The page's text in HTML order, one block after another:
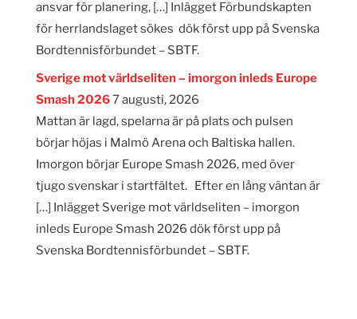
ansvar för planering, […] Inlägget Förbundskapten
för herrlandslaget sökes dök först upp på Svenska
Bordtennisförbundet – SBTF.
Sverige mot världseliten – imorgon inleds Europe
Smash 20267 augusti, 2026
Mattan är lagd, spelarna är på plats och pulsen
börjar höjas i Malmö Arena och Baltiska hallen.
Imorgon börjar Europe Smash 2026, med över
tjugo svenskar i startfältet. Efter en lång väntan är
[…] Inlägget Sverige mot världseliten – imorgon
inleds Europe Smash 2026 dök först upp på
Svenska Bordtennisförbundet – SBTF.